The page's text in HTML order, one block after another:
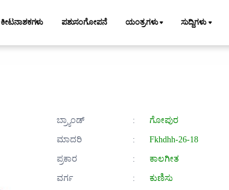
ಕೀಟನಾಶಕಗಳು ಪಶುಸಂಗೋಪನೆ ಯಂತ್ರಗಳು ಸುದ್ದಿಗಳು
ಬ್ರ್ಯಾಂಡ್ :
ಗೋಪುರ
ಮಾದರಿ
:
Fkhdhh-26-18
ಪ್ರಕಾರ
:
ಕಾಲಗೀತ
ವರ್ಗ
:
ಕುಣಿಸು